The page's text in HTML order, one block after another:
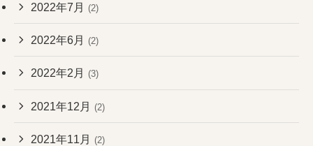
2022年7月 (2)
2022年6月 (2)
2022年2月 (3)
2021年12月 (2)
2021年11月 (2)